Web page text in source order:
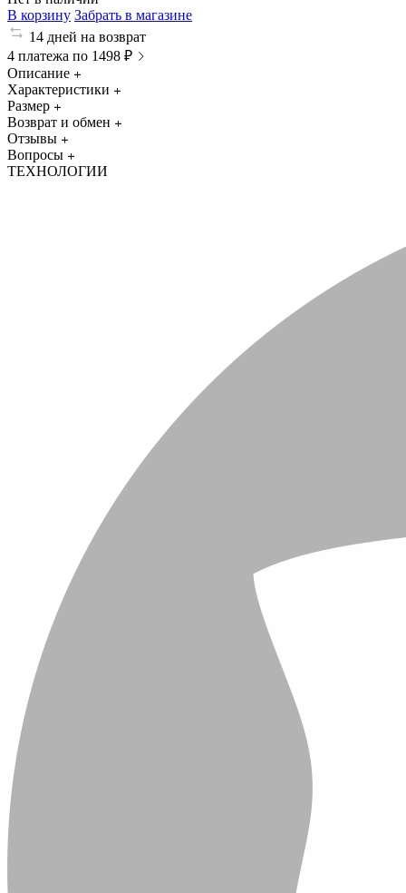
В корзину Забрать в магазине
14 дней на возврат
4 платежа по 1498 ₽
Описание
Характеристики
Размер
Возврат и обмен
Отзывы
Вопросы
ТЕХНОЛОГИИ